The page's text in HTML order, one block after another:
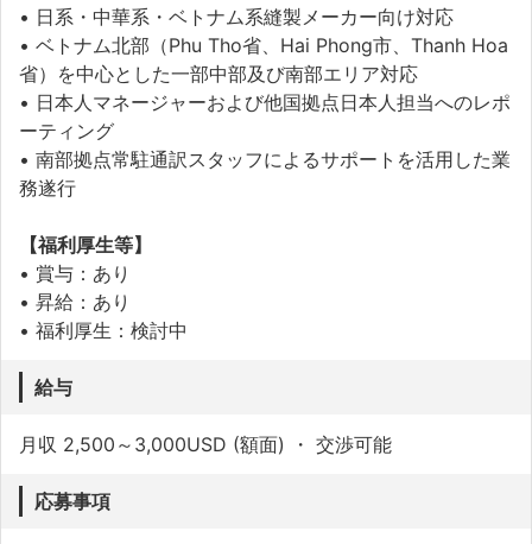
• 日系・中華系・ベトナム系縫製メーカー向け対応
• ベトナム北部（Phu Tho省、Hai Phong市、Thanh Hoa
省）を中心とした一部中部及び南部エリア対応
• 日本人マネージャーおよび他国拠点日本人担当へのレポ
ーティング
• 南部拠点常駐通訳スタッフによるサポートを活用した業
務遂行
【福利厚生等】
• 賞与：あり
• 昇給：あり
• 福利厚生：検討中
給与
月収 2,500～3,000USD (額面) ・ 交渉可能
応募事項